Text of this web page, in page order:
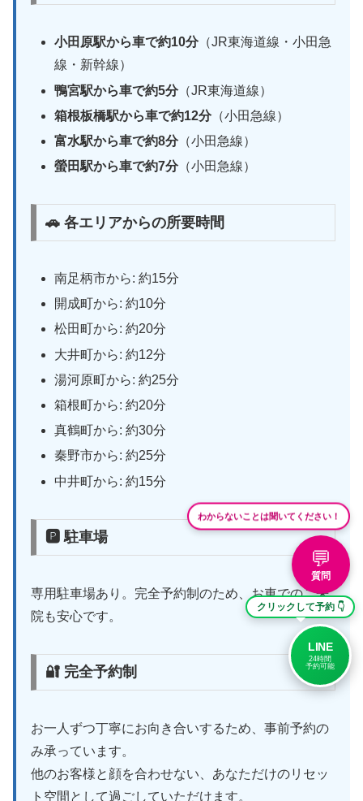
小田原駅から車で約10分（JR東海道線・小田急
線・新幹線）
鴨宮駅から車で約5分（JR東海道線）
箱根板橋駅から車で約12分（小田急線）
富水駅から車で約8分（小田急線）
螢田駅から車で約7分（小田急線）
🚗 各エリアからの所要時間
南足柄市から: 約15分
開成町から: 約10分
松田町から: 約20分
大井町から: 約12分
湯河原町から: 約25分
箱根町から: 約20分
真鶴町から: 約30分
秦野市から: 約25分
中井町から: 約15分
🅿 駐車場
専用駐車場あり。完全予約制のため、お車でのご来
院も安心です。
🔐 完全予約制
お一人ずつ丁寧にお向き合いするため、事前予約の
み承っています。
他のお客様と顔を合わせない、あなただけのリセッ
ト空間として過ごしていただけます。
わからないことは聞いてください！
💬
質問
クリックして予約 👇
LINE
24時間
予約可能